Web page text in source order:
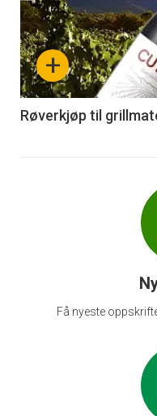
akkurat
nå
-
6
+
Røverkjøp til
Få nyeste